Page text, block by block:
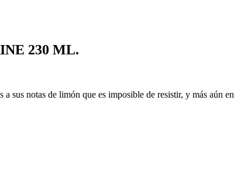
230 ML.
sus notas de limón que es imposible de resistir, y más aún